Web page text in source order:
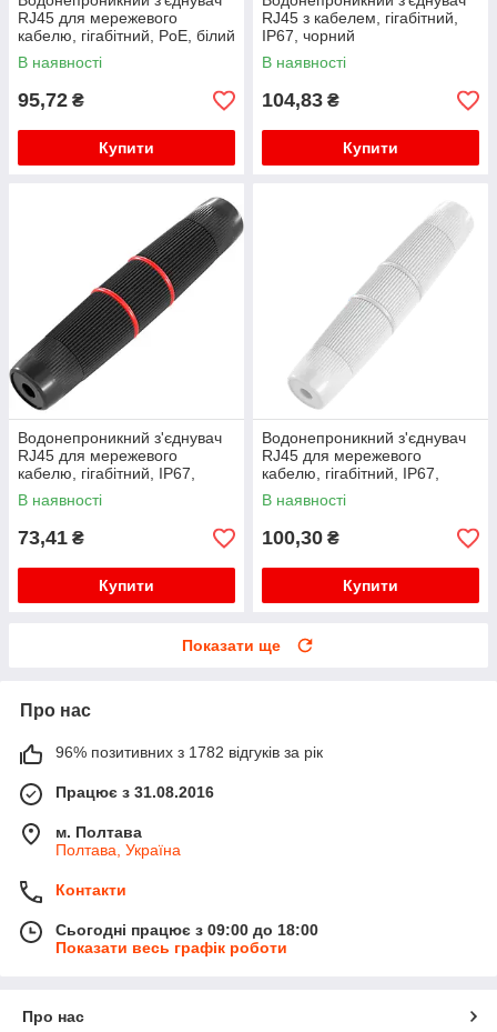
RJ45 для мережевого
кабелю, гігабітний, PoE, білий
В наявності
95,72 ₴
Купити
RJ45 з кабелем, гігабітний,
IP67, чорний
В наявності
104,83 ₴
Купити
Водонепроникний з'єднувач
RJ45 для мережевого
кабелю, гігабітний, IP67,
чорний, WDT-IP67ZT/B
В наявності
73,41 ₴
Купити
Водонепроникний з'єднувач
RJ45 для мережевого
кабелю, гігабітний, IP67,
білий, WDT-IP67ZT/W
В наявності
100,30 ₴
Купити
Показати ще
Про нас
96% позитивних з 1782 відгуків за рік
Працює з 31.08.2016
м. Полтава
Полтава, Україна
Контакти
Сьогодні працює з 09:00 до 18:00
Показати весь графік роботи
Про нас